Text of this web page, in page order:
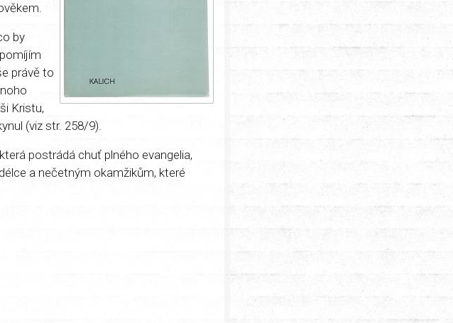
by
právě to
Kristu,
(viz str. 258/9).
postrádá chuť plného evangelia,
a nečetným okamžikům, které